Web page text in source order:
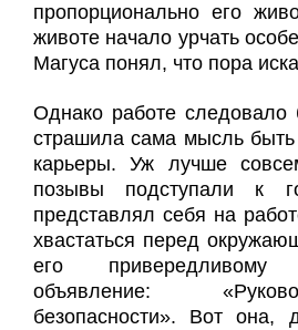
пропорционально его
животе начало урчать
Магуса понял, что пора
Однако работе следовало
страшила сама мысль
карьеры. Уж лучше
позывы подступали к
представлял себя на
хвастаться перед
его
объявление:
безопасности». Вот она,